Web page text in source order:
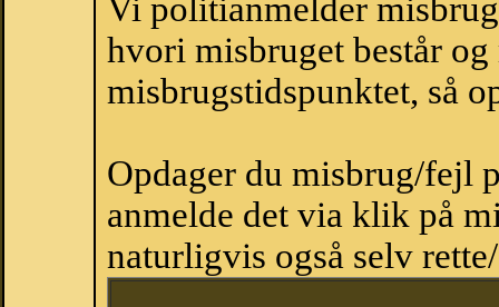
Vi politianmelder
hvori misbruget består
misbrugstidspunktet, så
Opdager du misbrug/fejl
anmelde det via klik på
naturligvis også selv